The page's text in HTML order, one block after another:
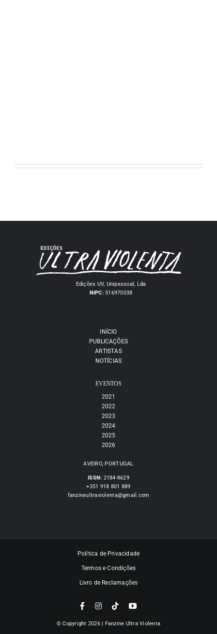
Edições UV, Unipessoal, Lda
NIPC:516970038
INÍCIO
PUBLICAÇÕES
ARTISTAS
NOTÍCIAS
EVENTOS
2021
2022
2023
2024
2025
2026
AVEIRO, PORTUGAL
ISSN: 2184-8629
+351 918 801 889
fanzineultraviolenta@gmail.com
Política de Privacidade
Termos e Condições
Livro de Reclamações
© Copyright 2026 | Fanzine Ultra Violenta